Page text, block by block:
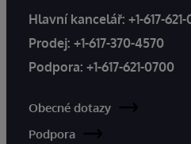
Hlavní kancelář: +1-617-
Prodej: +1-617-370-4570
Podpora: +1-617-621-0700
Obecné dotazy
Podpora